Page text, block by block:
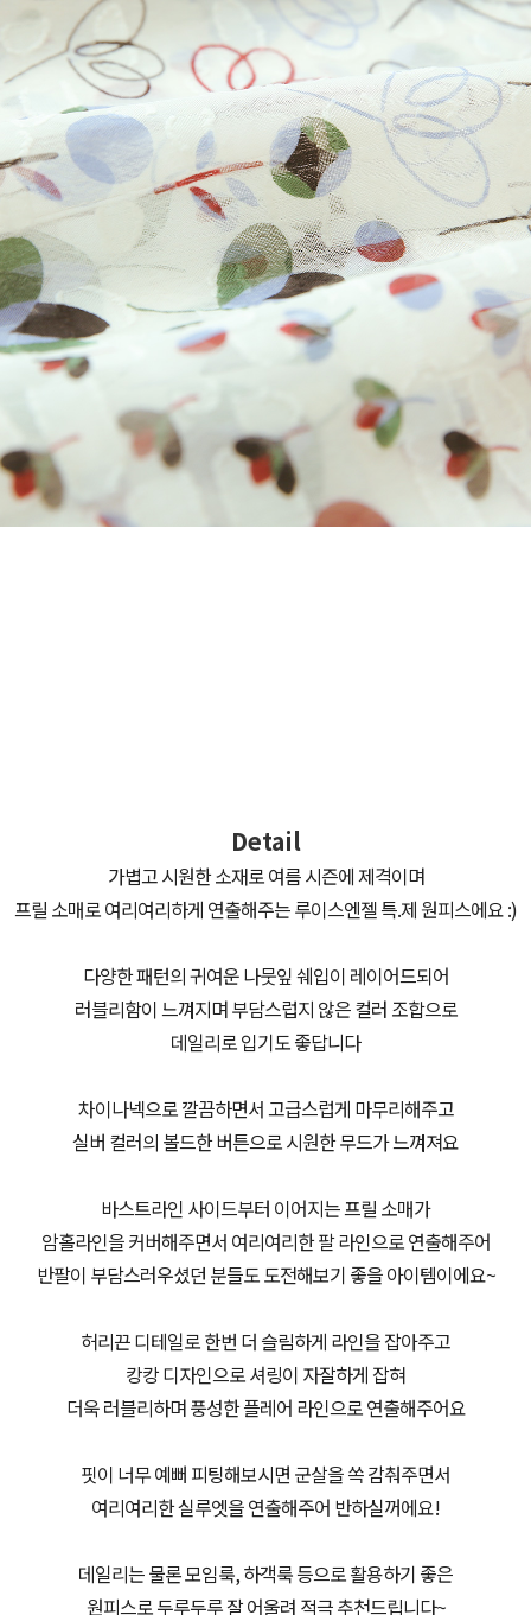
Detail
가볍고 시원한 소재로 여름 시즌에 제격이며
프릴 소매로 여리여리하게 연출해주는 루이스엔젤 특.제 원피스에요 :)
다양한 패턴의 귀여운 나뭇잎 쉐입이 레이어드되어
러블리함이 느껴지며 부담스럽지 않은 컬러 조합으로
데일리로 입기도 좋답니다
차이나넥으로 깔끔하면서 고급스럽게 마무리해주고
실버 컬러의 볼드한 버튼으로 시원한 무드가 느껴져요
바스트라인 사이드부터 이어지는 프릴 소매가
암홀라인을 커버해주면서 여리여리한 팔 라인으로 연출해주어
반팔이 부담스러우셨던 분들도 도전해보기 좋을 아이템이에요~
허리끈 디테일로 한번 더 슬림하게 라인을 잡아주고
캉캉 디자인으로 셔링이 자잘하게 잡혀
더욱 러블리하며 풍성한 플레어 라인으로 연출해주어요
핏이 너무 예뻐 피팅해보시면 군살을 쏙 감춰주면서
여리여리한 실루엣을 연출해주어 반하실꺼에요!
데일리는 물론 모임룩, 하객룩 등으로 활용하기 좋은
원피스로 두루두루 잘 어울려 적극 추천드립니다~